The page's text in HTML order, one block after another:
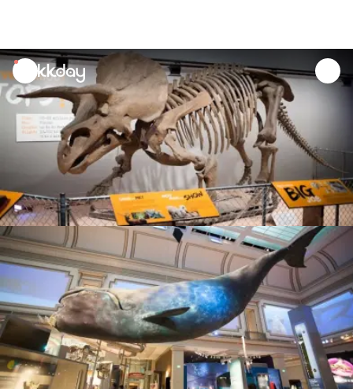
unread
notifications